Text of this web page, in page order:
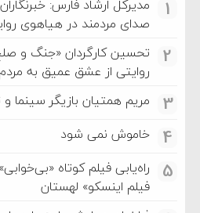
1
مدیرکل ارشاد فارس:
صدای مردمند در هیاهوی
2
تحسین کارگردان «جنگ و
روایتی از عشق عمیق به مردم
3 مریم همتیان بازیگر سینما
4 خاموش نمی شود
5
راه‌یابی فیلم کوتاه
فیلم اینسکو» لهستان